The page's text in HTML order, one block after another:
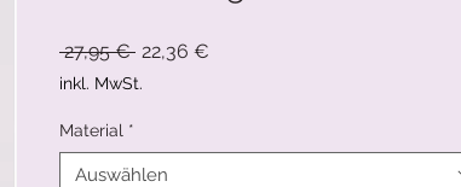
27,95 € Standardpreis
22,36 €
inkl. MwSt.
Material *
Auswählen